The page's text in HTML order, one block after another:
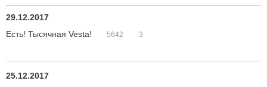
29.12.2017
Есть! Тысячная Vesta!
5642 3
25.12.2017